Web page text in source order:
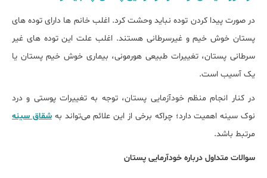
در صورت پیدا کردن توده نباید وحشت کرد. اغلب خانم ها دارای توده های
پستان خوش خیم و غیرسرطانی هستند. اغلب علت این توده های غیر
سرطانی پستان، تغییرات طبیعی هورمونی، بیماری خوش خیم پستان یا
یک آسیب است.
در کنار انجام منظم خودآزمایی پستان، توجه به تغییرات پوستی و درد
نوک سینه اهمیت دارد؛ چراکه برخی از این علائم می‌تواند بهشقاق سینه
مرتبط باشد.
سوالات متداول درباره خودآرمایی پستان